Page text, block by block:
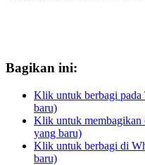
Bagikan ini:
Klik untuk berbagi
baru)
Klik untuk membagikan
yang baru)
Klik untuk berbagi di
baru)